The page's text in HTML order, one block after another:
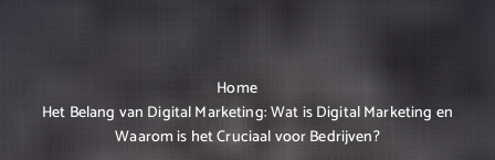
Home
Het Belang van Digital Marketing: Wat is Digital Marketing en
Waarom is het Cruciaal voor Bedrijven?